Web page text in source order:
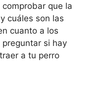
que la
cuáles son las
cuanto a los
si hay
a tu perro